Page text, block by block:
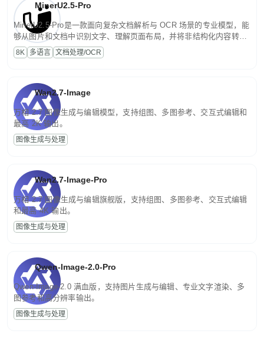
MinerU2.5-Pro
MinerU2.5-Pro是一款面向复杂文档解析与 OCR 场景的专业模型，能
够从图片和文档中识别文字、理解页面布局，并将非结构化内容转换
为便于存储、检索和二次处理的结构化结果。
8K 多语言 文档处理/OCR
Wan2.7-Image
万相 2.7 图像生成与编辑模型，支持组图、多图参考、交互式编辑和
最高 2K 输出。
图像生成与处理
Wan2.7-Image-Pro
万相 2.7 图像生成与编辑旗舰版，支持组图、多图参考、交互式编辑
和最高 4K 输出。
图像生成与处理
Qwen-Image-2.0-Pro
Qwen-Image-2.0 满血版，支持图片生成与编辑、专业文字渲染、多
图参考和高分辨率输出。
图像生成与处理